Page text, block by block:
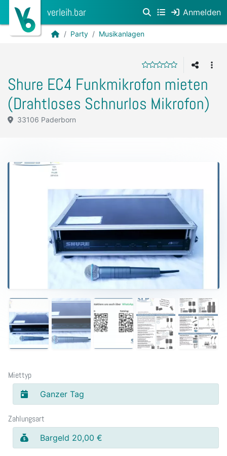
verleih.bar Anmelden
Party Musikanlagen
Shure EC4 Funkmikrofon mieten
(Drahtloses Schnurlos Mikrofon)
33106 Paderborn
Miettyp
Ganzer Tag
Zahlungsart
Bargeld 20,00 €